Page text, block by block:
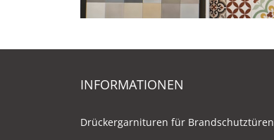
INFORMATIONEN
Drückergarnituren für Brandschutztüren